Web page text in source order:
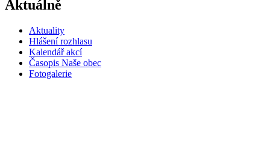
Aktuálně
Aktuality
Hlášení rozhlasu
Kalendář akcí
Časopis Naše obec
Fotogalerie